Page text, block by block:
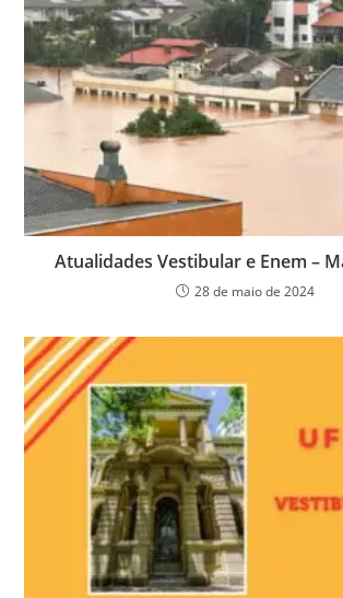
Atualidades Vestibular e Enem –
28 de maio de 2024